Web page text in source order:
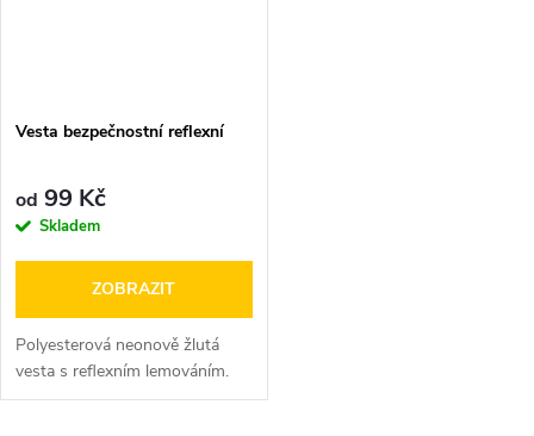
Vesta bezpečnostní reflexní
od 99 Kč
Skladem
ZOBRAZIT
Polyesterová neonově žlutá
vesta s reflexním lemováním.